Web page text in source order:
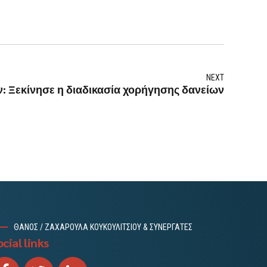
NEXT
η διαδικασία χορήγησης δανείων
ΘΑΝΟΣ / ΖΑΧΑΡΟΥΛΑ ΚΟΥΚΟΥΛΙΤΣΙΟΥ & ΣΥΝΕΡΓΑΤΕΣ
links